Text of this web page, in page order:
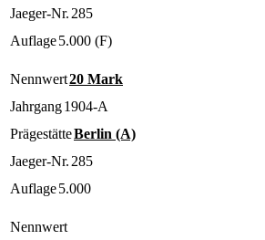
Jaeger-Nr. 285
Auflage5.000 (F)
Nennwert20 Mark
Jahrgang1904-A
PrägestätteBerlin (A)
Jaeger-Nr. 285
Auflage5.000
Nennwert